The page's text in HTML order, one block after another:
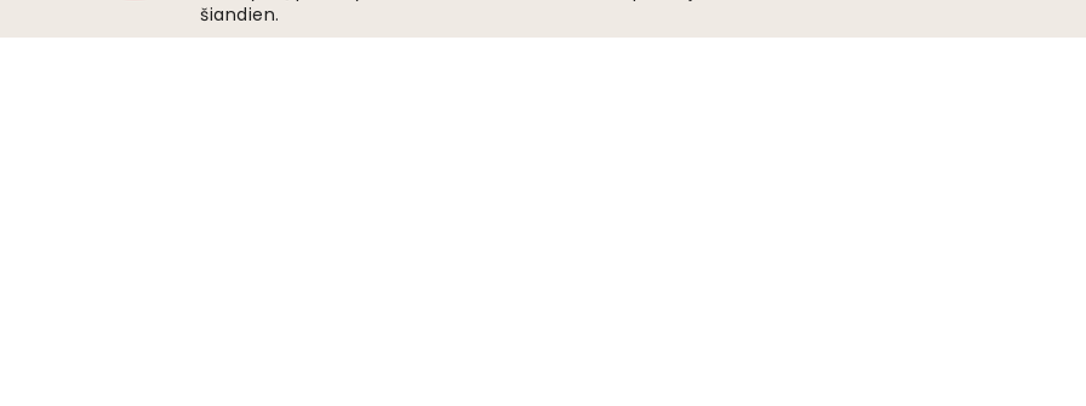
šiandien.